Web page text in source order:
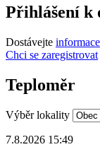
Přihlášení k
Dostávejte
Chci se zaregistrovat
Teploměr
Výběr lokality
7.8.2026 15:49